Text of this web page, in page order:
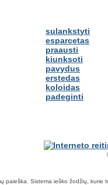
sulankstyti
esparcetas
praausti
kiunksoti
pavydus
erstedas
koloidas
padeginti
paieška. Sistema ieško žodžių,